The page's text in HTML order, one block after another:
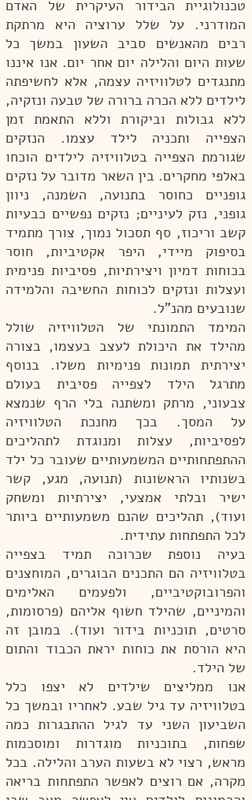
טכנולוגיית הבידור העיקרית של האדם
המודרני. על שלל ערוציה היא מרתקת
רבים מהאנשים סביב השעון במשך כל
שעות היום והלילה יום אחר יום. אנו איננו
מתנגדים לטלוויזיה עצמה, אלא לחשיפתה
לילדים ללא הכרה ברורה של טבעה ונזקיה,
ללא גבולות וביקורת וללא התאמת זמן
הצפייה ותכניה לילד עצמו. הנזקים
שגורמת הצפייה בטלוויזיה לילדים הוכחו
באלפי מחקרים. בין השאר מדובר על נזקים
גופניים כחוסר בתנועה, השמנה, ניוון
גופני, נזק לעיניים; נזקים נפשיים כבעיות
קשב וריכוז, סף תסכול נמוך, צורך מתמיד
בסיפוק מיידי, היפר אקטיביות, חוסר
בכוחות דמיון ויצירתיות, פסיביות פנימית
ועצלות ונזקים לכוחות החשיבה והלמידה
שנובעים מהנ"ל.
המימד התמונתי של הטלוויזיה שולל
מהילד את היכולת לעצב בעצמו, בצורה
יצירתית תמונות פנימיות משלו. בנוסף
מתרגל הילד לצפייה פסיבית בעולם
צבעוני, מרתק ומשתנה בלי הרף שנמצא
על המסך. בכך מחנכת הטלוויזיה
לפסיביות, עצלות ומנוגדת לתהליכים
ההתפתחותיים המשמעותיים שעובר כל ילד
בשנותיו הראשונות (תנועה, מגע, קשר
ישיר ובלתי אמצעי, יצירתיות ומשחק
ועוד), תהליכים שהנם משמעותיים ביותר
לכל התפתחות עתידית.
בעיה נוספת שכרוכה תמיד בצפייה
בטלוויזיה הם התכנים הבוגרים, המוחצנים
והפרובוקטיביים, ולפעמים האלימים
והמיניים, שהילד חשוף אליהם (פרסומות,
סרטים, תוכניות בידור ועוד). במובן זה
היא הורסת את כוחות יראת הכבוד והתום
של הילד.
אנו ממליצים שילדים לא יצפו כלל
בטלוויזיה עד גיל שבע. לאחריו ובמשך כל
השביעון השני עד לגיל ההתבגרות כמה
שפחות, בתוכניות מוגדרות ומוסכמות
מראש, רצוי לא בשעות הערב והלילה. בכל
מקרה, אם רוצים לאפשר התפתחות בריאה